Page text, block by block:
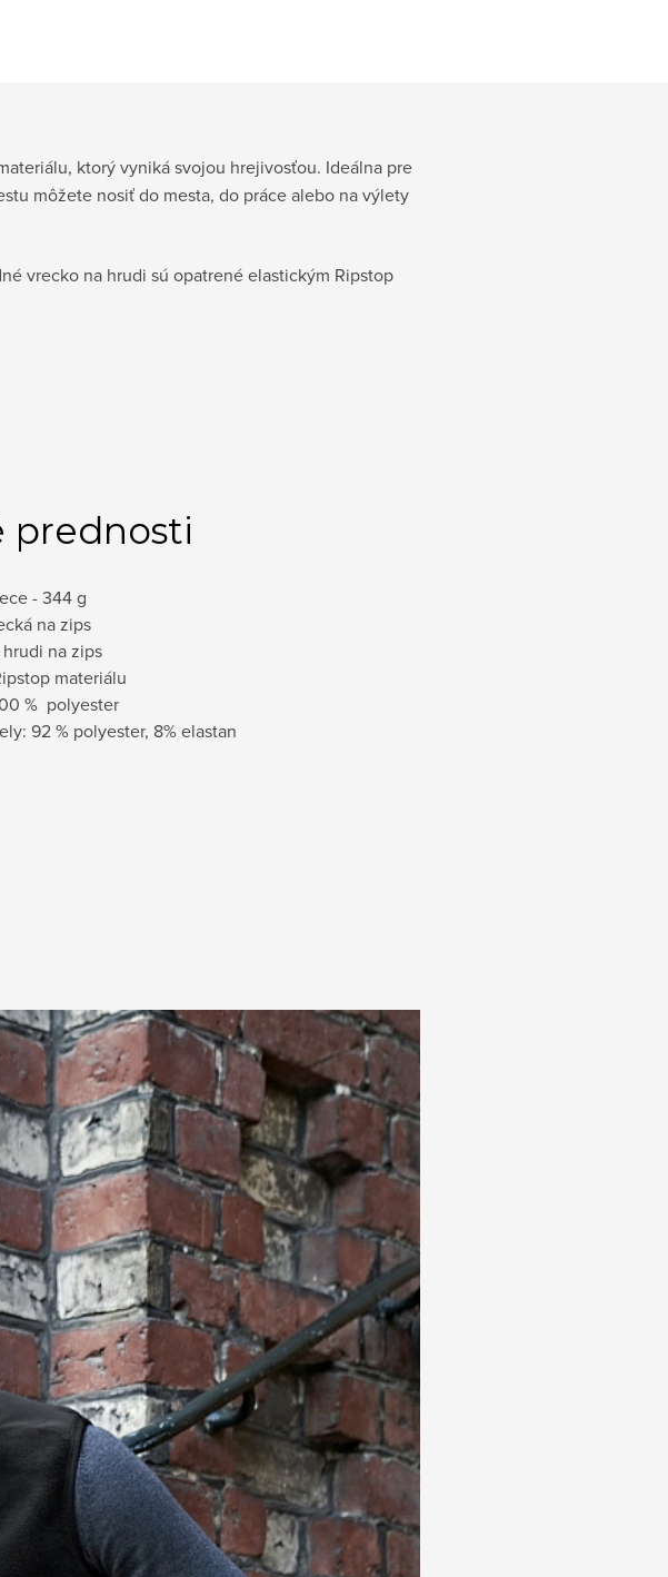
ktorý vyniká svojou hrejivosťou. Ideálna pre
môžete nosiť do mesta, do práce alebo na výlety
vrecko na hrudi sú opatrené elastickým Ripstop
prednosti
- 344 g
na zips
na zips
materiálu
% polyester
92 % polyester, 8% elastan